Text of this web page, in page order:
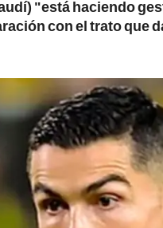
"está haciendo
con el trato que